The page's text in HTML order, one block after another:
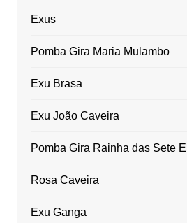
Exus
Pomba Gira Maria Mulambo
Exu Brasa
Exu João Caveira
Pomba Gira Rainha das Sete
Rosa Caveira
Exu Ganga